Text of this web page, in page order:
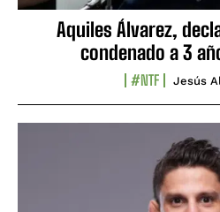
Aquiles Álvarez,
condenado a 3
#NTF Jesús